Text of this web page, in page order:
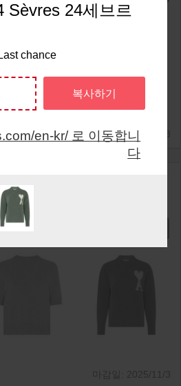
2025/11/3
Show Code
Sèvres 24세브르
Last chance
복사하기
en-kr/ 로 이동합니
다